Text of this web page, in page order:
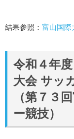
結果参照： 富山国際
令和４年
大会 サッ
（第７３
ー競技）